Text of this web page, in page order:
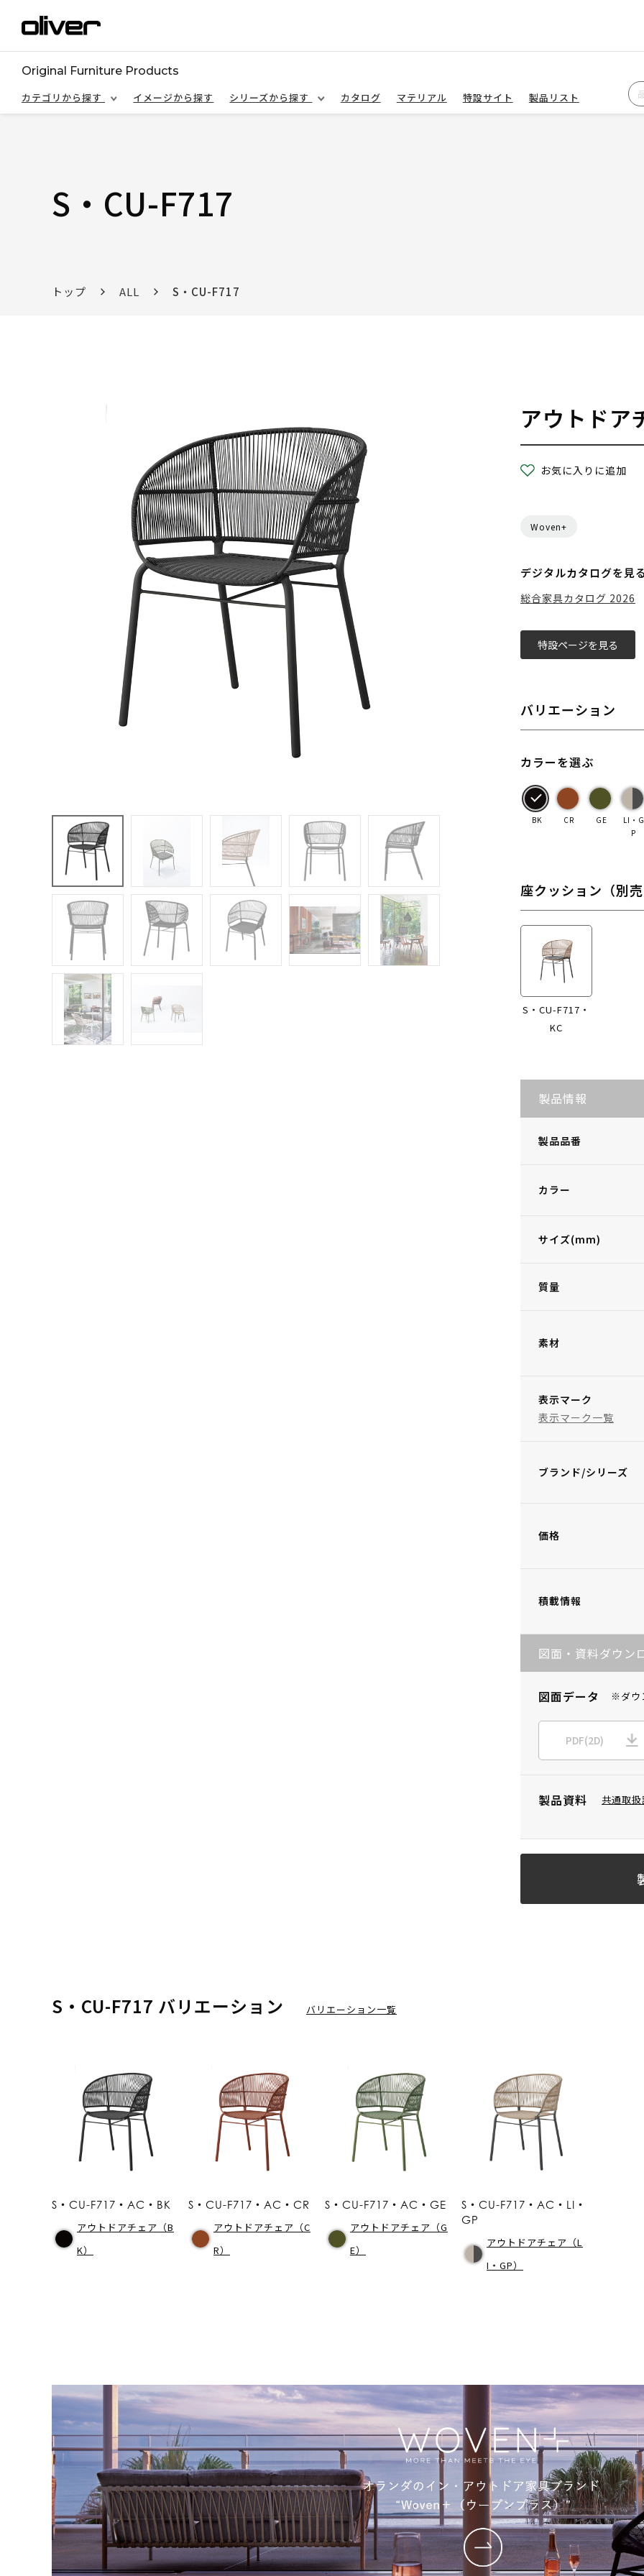
Original Furniture Products
カテゴリから探す
イメージから探す シリーズから探す カタログ マテリアル 特設サイト 製品リスト
S・CU-F717
トップ ALL S・CU-F717
アウトドア
お気に入りに追加
Woven+
デジタルカタログを見
総合家具カタログ 2026
特設ページを見る
バリエーション
カラーを選ぶ
BK CR GE
LI・G
P
座クッション（別
S・CU-F717・
KC
製品情報
製品品番
カラー
サイズ(mm)
質量
素材
表示マーク
表示マーク一覧
ブランド/シリーズ
価格
積載情報
図面・資料ダウン
図面データ ※ダウ
PDF(2D)
製品資料 共通取
S・CU-F717 バリエーション バリエーション一覧
S・CU-F717・AC・BK
アウトドアチェア（B
K）
S・CU-F717・AC・CR
アウトドアチェア（C
R）
S・CU-F717・AC・GE
アウトドアチェア（G
E）
S・CU-F717・AC・LI・
GP
アウトドアチェア（L
I・GP）